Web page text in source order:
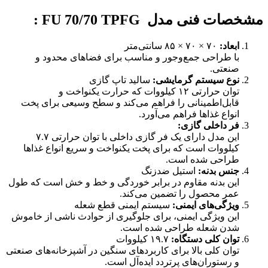
مشخصات فنی مدل :
ابعاد:
با طراحی جمع‌وجور و مناسب برای فضاهای محدود و
صنعتی.
نوع سیستم گرمایشی: سالید تاپ گازی
توان حرارتی ۱۲ کیلووات که حرارت یکنواخت و
قابل‌اطمینانی را فراهم می‌کند و سطح وسیعی برای پخت
انواع غذاها فراهم می‌آورد.
فر داخلی گازی:
این مدل دارای یک فر گازی داخلی با توان حرارتی ۷.۷
کیلووات است که برای پخت یکنواخت و سریع انواع غذاها
طراحی شده است.
جنس بدنه: استیل ضدزنگ
این بدنه مقاوم در برابر خوردگی و خط و خش است که طول
عمر محصول را تضمین می‌کند.
ویژگی‌های ایمنی: سیستم ایمنی قطع شعله
این ویژگی ایمنی، برای جلوگیری از حوادث ناشی از خاموش
شدن شعله طراحی شده است.
توان کلی دستگاه:
توان کلی بالا برای کاربردهای سنگین در آشپزخانه‌های صنعتی
و رستوران‌های پرتردد ایده‌آل است.